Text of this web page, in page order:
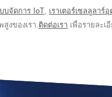
บจัดการ IoT เราเตอร์เซลลูลาร์
งของเรา. ติดต่อเรา เพื่อรายละเ